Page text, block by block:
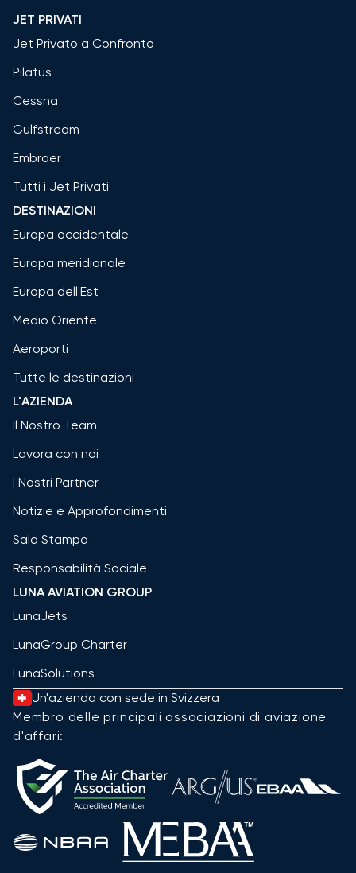
JET PRIVATI
Jet Privato a Confronto
Pilatus
Cessna
Gulfstream
Embraer
Tutti i Jet Privati
DESTINAZIONI
Europa occidentale
Europa meridionale
Europa dell'Est
Medio Oriente
Aeroporti
Tutte le destinazioni
L'AZIENDA
Il Nostro Team
Lavora con noi
I Nostri Partner
Notizie e Approfondimenti
Sala Stampa
Responsabilità Sociale
LUNA AVIATION GROUP
LunaJets
LunaGroup Charter
LunaSolutions
Un'azienda con sede in Svizzera
Membro delle principali associazioni di aviazione
d'affari: